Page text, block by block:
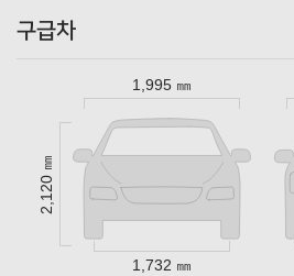
구급차
1,995 ㎜
2,120 ㎜
1,732 ㎜